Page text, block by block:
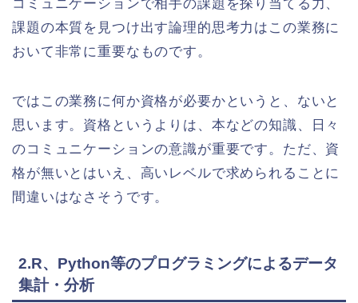
コミュニケーションで相手の課題を探り当てる力、
課題の本質を見つけ出す論理的思考力はこの業務に
おいて非常に重要なものです。
ではこの業務に何か資格が必要かというと、ないと
思います。資格というよりは、本などの知識、日々
のコミュニケーションの意識が重要です。ただ、資
格が無いとはいえ、高いレベルで求められることに
間違いはなさそうです。
2.R、Python等のプログラミングによるデータ
集計・分析